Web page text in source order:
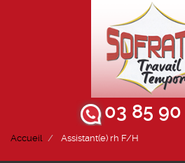
03 85
Accueil Assistant(e) rh F/H